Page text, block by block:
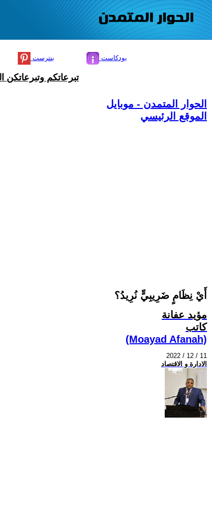
بنترست بودكاست
تبرعاتكم وتبرعاتكن
الحوار المتمدن - موبايل
الموقع الرئيسي
أَيْ نِظَامٍ ضَرِيبِيٍّ نُرِيدُ؟
مؤيد عفانة
كاتب
(Moayad Afanah)
2022 / 12 / 11
الادارة و الاقتصاد